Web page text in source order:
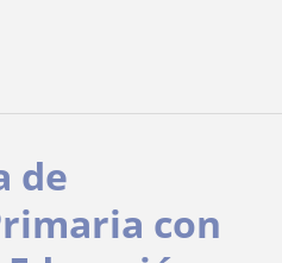
de
con